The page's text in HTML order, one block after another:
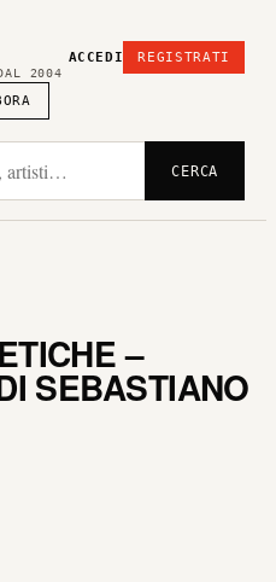
2004
ACCEDI REGISTRATI
CERCA
–
SEBASTIANO